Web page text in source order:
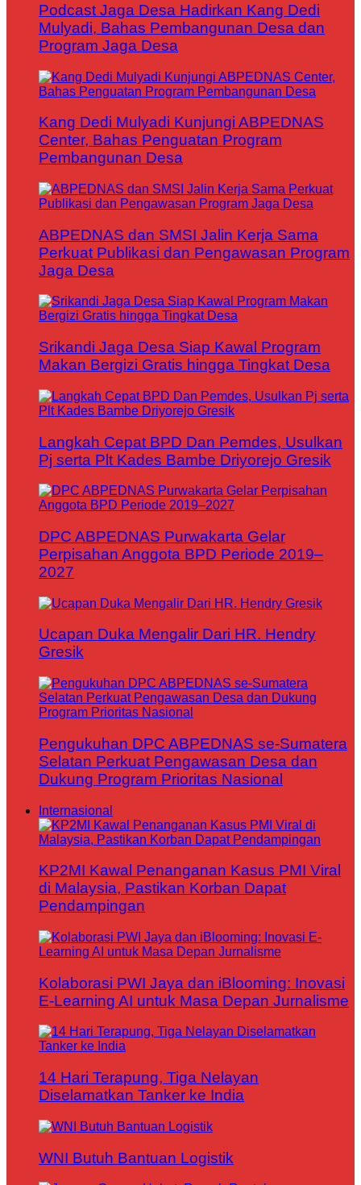
Podcast Jaga Desa Hadirkan Kang Dedi
Mulyadi, Bahas Pembangunan Desa dan
Program Jaga Desa
Kang Dedi Mulyadi Kunjungi ABPEDNAS
Center, Bahas Penguatan Program
Pembangunan Desa
ABPEDNAS dan SMSI Jalin Kerja Sama
Perkuat Publikasi dan Pengawasan Program
Jaga Desa
Srikandi Jaga Desa Siap Kawal Program
Makan Bergizi Gratis hingga Tingkat Desa
Langkah Cepat BPD Dan Pemdes, Usulkan
Pj serta Plt Kades Bambe Driyorejo Gresik
DPC ABPEDNAS Purwakarta Gelar
Perpisahan Anggota BPD Periode 2019–
2027
Ucapan Duka Mengalir Dari HR. Hendry
Gresik
Pengukuhan DPC ABPEDNAS se-Sumatera
Selatan Perkuat Pengawasan Desa dan
Dukung Program Prioritas Nasional
Internasional
KP2MI Kawal Penanganan Kasus PMI Viral
di Malaysia, Pastikan Korban Dapat
Pendampingan
Kolaborasi PWI Jaya dan iBlooming: Inovasi
E-Learning AI untuk Masa Depan Jurnalisme
14 Hari Terapung, Tiga Nelayan
Diselamatkan Tanker ke India
WNI Butuh Bantuan Logistik